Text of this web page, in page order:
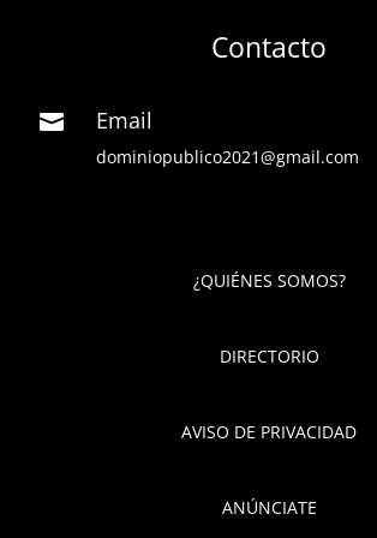
Contacto
 Email
dominiopublico2021@gmail.com
¿QUIÉNES SOMOS?
DIRECTORIO
AVISO DE PRIVACIDAD
ANÚNCIATE